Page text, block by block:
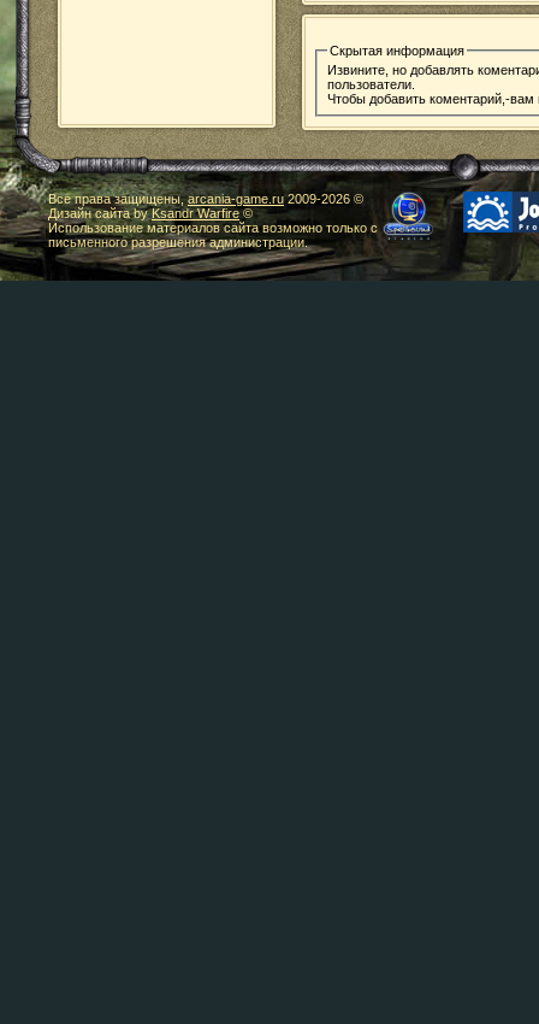
Скрытая информация
Извините, но добавлять
пользователи.
Чтобы добавить коментарий,-
Все права защищены,arcania-game.ru2009-2026 ©
Дизайн сайта byKsandr Warfire©
Использование материалов сайта возможно только с
письменного разрешения администрации.